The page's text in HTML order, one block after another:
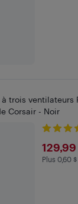
trois ventilateurs
Corsair - Noir
129,99
Plus 0.6
Plus 0,60